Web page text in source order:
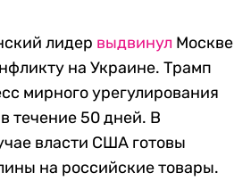
лидер выдвинул Москве
на Украине. Трамп
мирного урегулирования
течение 50 дней. В
власти США готовы
на российские товары.